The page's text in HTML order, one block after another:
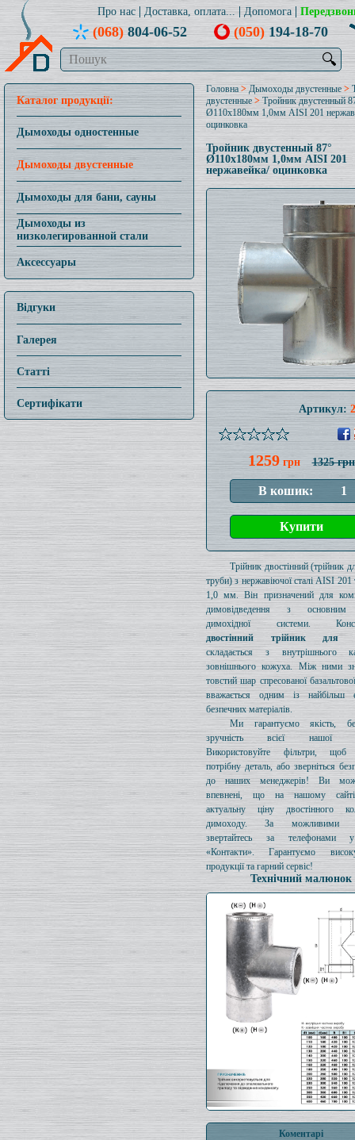
Про нас Доставка, оплата... Допомога
(068)804-06-52 (050)194-18-70
🔍
Каталог продукції:
Дымоходы одностенные
Дымоходы двустенные
Дымоходы для бани, сауны
Дымоходы из
низколегированной стали
Аксессуары
Відгуки
Галерея
Статті
Сертифікати
Головна > Дымоходы двустенные >
двустенные>Тройник двустенный
Ø110x180мм 1,0мм AISI 201
оцинковка
Тройник двустенный 87°
Ø110x180мм 1,0мм AISI 201
нержавейка/ оцинковка
Артикул:
1259грн 1325 грн
Трійник двостінний (трійник
труби) з нержавіючої сталі AISI
1,0 мм. Він призначений для
димовідведення з основним
димохідної системи.
двостінний трійник для
складається з внутрішнього
зовнішнього кожуха. Між ними
товстий шар спресованої
вважається одним із найбільш
безпечних матеріалів.
Ми гарантуємо якість,
зручність всієї нашої
Використовуйте фільтри, щоб
потрібну деталь, або зверніться
до наших менеджерів! Ви
впевнені, що на нашому
актуальну ціну двостінного
димоходу. За можливими
звертайтесь за телефонами
«Контакти». Гарантуємо
продукції та гарний сервіс!
Технічний малюнок
Коментарі